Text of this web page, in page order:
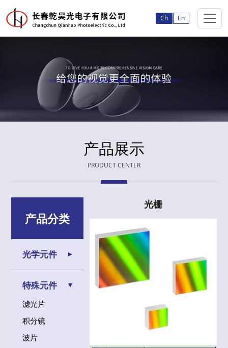
Ch En
产品展示
PRODUCT CENTER
产品分类
光学元件
特殊元件
滤光片
积分镜
波片
光栅